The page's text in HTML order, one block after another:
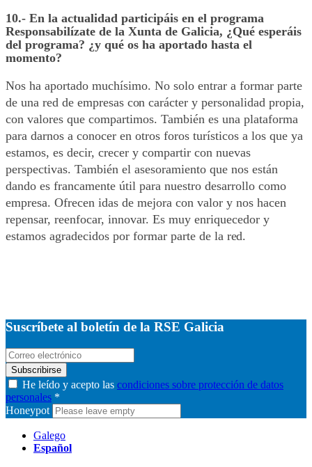
10.- En la actualidad participáis en el programa
Responsabilízate de la Xunta de Galicia, ¿Qué esperáis
del programa? ¿y qué os ha aportado hasta el
momento?
Nos ha aportado muchísimo. No solo entrar a formar parte
de una red de empresas con carácter y personalidad propia,
con valores que compartimos. También es una plataforma
para darnos a conocer en otros foros turísticos a los que ya
estamos, es decir, crecer y compartir con nuevas
perspectivas. También el asesoramiento que nos están
dando es francamente útil para nuestro desarrollo como
empresa. Ofrecen idas de mejora con valor y nos hacen
repensar, reenfocar, innovar. Es muy enriquecedor y
estamos agradecidos por formar parte de la red.
Suscríbete al boletín de la RSE Galicia
Subscribirse
He leído y acepto las condiciones sobre protección de datos
personales *
Honeypot
Galego
Español